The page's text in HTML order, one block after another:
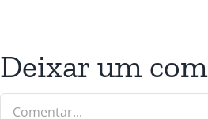
Deixar um